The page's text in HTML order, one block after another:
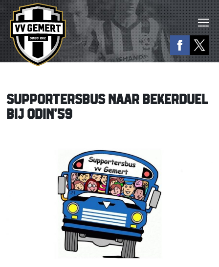
SUPPORTERSBUS NAAR BEKERDUEL
BIJ ODIN’59